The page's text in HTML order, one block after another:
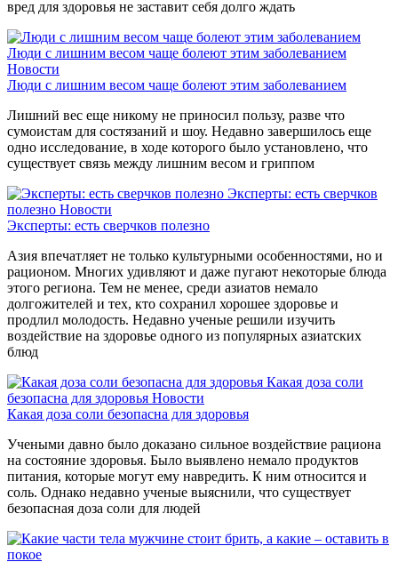
вред для здоровья не заставит себя долго ждать
Люди с лишним весом чаще болеют этим заболеванием
Новости
Люди с лишним весом чаще болеют этим заболеванием
Лишний вес еще никому не приносил пользу, разве что
сумоистам для состязаний и шоу. Недавно завершилось еще
одно исследование, в ходе которого было установлено, что
существует связь между лишним весом и гриппом
Эксперты: есть сверчков
полезно Новости
Эксперты: есть сверчков полезно
Азия впечатляет не только культурными особенностями, но и
рационом. Многих удивляют и даже пугают некоторые блюда
этого региона. Тем не менее, среди азиатов немало
долгожителей и тех, кто сохранил хорошее здоровье и
продлил молодость. Недавно ученые решили изучить
воздействие на здоровье одного из популярных азиатских
блюд
Какая доза соли
безопасна для здоровья Новости
Какая доза соли безопасна для здоровья
Учеными давно было доказано сильное воздействие рациона
на состояние здоровья. Было выявлено немало продуктов
питания, которые могут ему навредить. К ним относится и
соль. Однако недавно ученые выяснили, что существует
безопасная доза соли для людей